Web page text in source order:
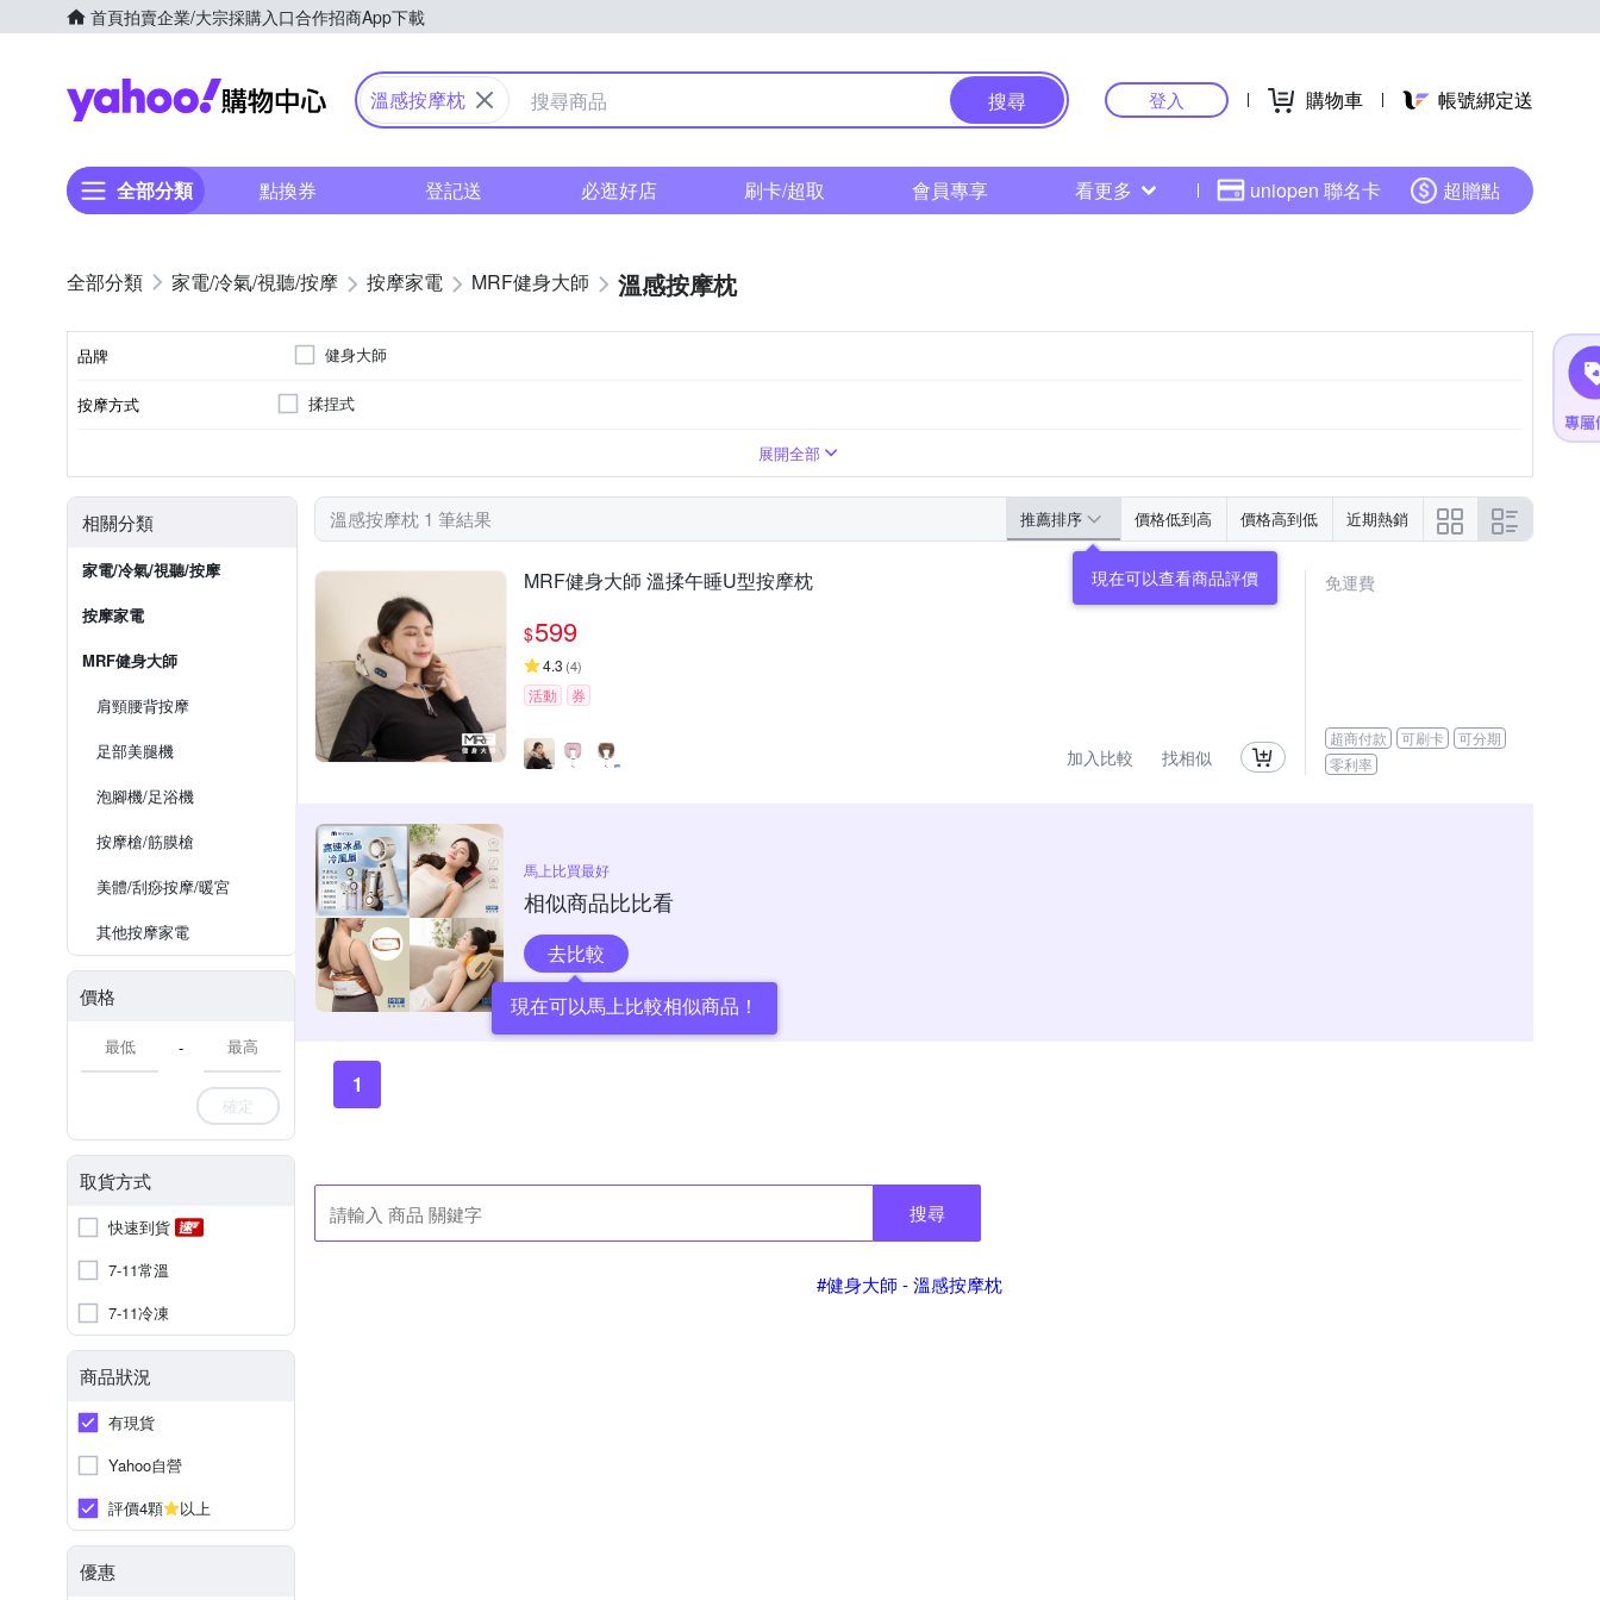
首頁拍賣企業/大宗採購入口合作招商App下載
Yahoo購物中心
溫感按摩枕 搜尋 登入 購物車 帳號綁定送
全部分類 點換券 登記送 必逛好店 刷卡/超取 會員專享 看更多 uniopen 聯名卡 超贈點
家電/冷氣/視聽/按摩 按摩家電 MRF健身大師 溫感按摩枕
品牌 健身大師
按摩方式 揉捏式
展開全部
相關分類
家電/冷氣/視聽/按摩
按摩家電
MRF健身大師
肩頸腰背按摩
足部美腿機
泡腳機/足浴機
按摩槍/筋膜槍
美體/刮痧按摩/暖宮
其他按摩家電
價格
-
確定
取貨方式
快速到貨
7-11常溫
7-11冷凍
商品狀況
有現貨
Yahoo自營
評價4顆
以上
優惠
溫感按摩枕 1 筆結果 推薦排序 價格低到高 價格高到低 近期熱銷
現在可以查看商品評價
MRF健身大師 溫揉午睡U型按摩枕
$599
4.3 (4)
活動 券
加入比較 找相似
免運費
超商付款 可刷卡
可分期
零利率
馬上比買最好
相似商品比比看
去比較
現在可以馬上比較相似商品！
1
搜尋
#健身大師 - 溫感按摩枕